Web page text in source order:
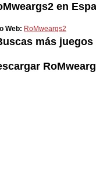
en
Web: RoMweargs2
más juegos